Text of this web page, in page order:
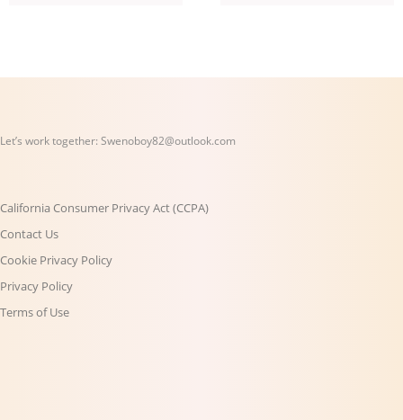
Let’s work together: Swenoboy82@outlook.com
California Consumer Privacy Act (CCPA)
Contact Us
Cookie Privacy Policy
Privacy Policy
Terms of Use